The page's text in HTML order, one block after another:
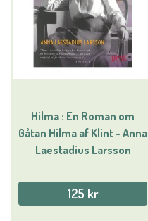
Hilma : En Roman om
Gåtan Hilma af Klint - Anna
Laestadius Larsson
125 kr